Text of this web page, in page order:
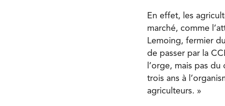
En effet, les
marché, comme
Lemoing, fermier
de passer par la
l’orge, mais pas
trois ans à
agriculteurs. »